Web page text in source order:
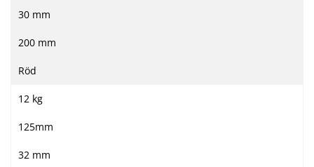
30 mm
200 mm
Röd
12 kg
125mm
32 mm